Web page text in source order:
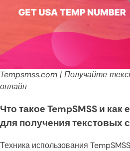
Tempsmss.com | Получайте
онлайн
Что такое TempSMSS и как
для получения текстовых
Техника использования